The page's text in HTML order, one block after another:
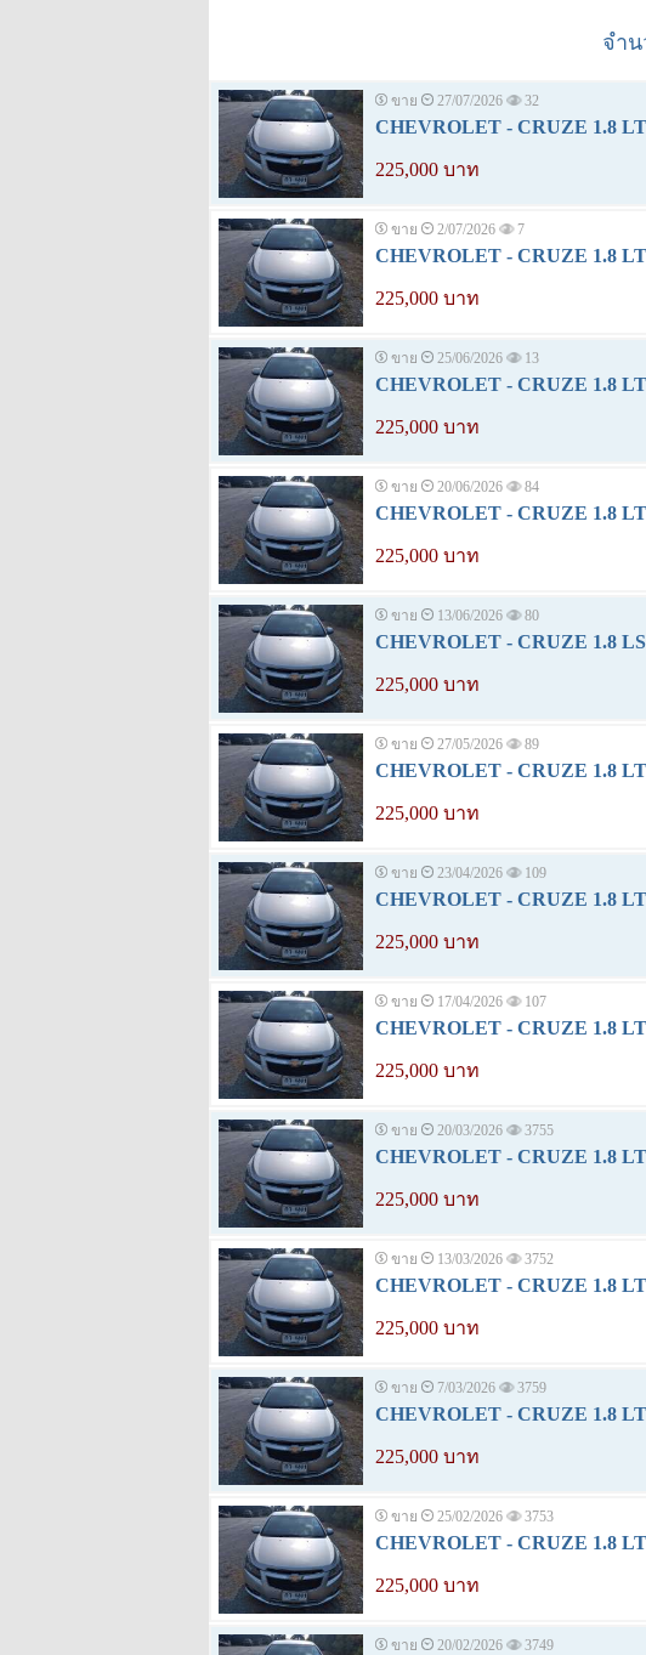
จำ
ขาย 27/07/2026 32
CHEVROLET - CRUZE 1.8
225,000 บาท
ขาย 2/07/2026 7
CHEVROLET - CRUZE 1.8
225,000 บาท
ขาย 25/06/2026 13
CHEVROLET - CRUZE 1.8
225,000 บาท
ขาย 20/06/2026 84
CHEVROLET - CRUZE 1.8
225,000 บาท
ขาย 13/06/2026 80
CHEVROLET - CRUZE 1.8
225,000 บาท
ขาย 27/05/2026 89
CHEVROLET - CRUZE 1.8
225,000 บาท
ขาย 23/04/2026 109
CHEVROLET - CRUZE 1.8
225,000 บาท
ขาย 17/04/2026 107
CHEVROLET - CRUZE 1.8
225,000 บาท
ขาย 20/03/2026 3755
CHEVROLET - CRUZE 1.8
225,000 บาท
ขาย 13/03/2026 3752
CHEVROLET - CRUZE 1.8
225,000 บาท
ขาย 7/03/2026 3759
CHEVROLET - CRUZE 1.8
225,000 บาท
ขาย 25/02/2026 3753
CHEVROLET - CRUZE 1.8
225,000 บาท
ขาย 20/02/2026 3749